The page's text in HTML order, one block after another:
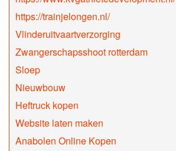
https://trainjelongen.nl/
Vlinderuitvaartverzorging
Zwangerschapsshoot rotterdam
Sloep
Nieuwbouw
Heftruck kopen
Website laten maken
Anabolen Online Kopen